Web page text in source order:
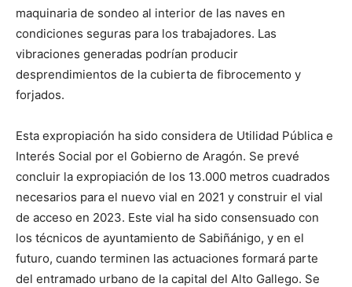
maquinaria de sondeo al interior de las naves en
condiciones seguras para los trabajadores. Las
vibraciones generadas podrían producir
desprendimientos de la cubierta de fibrocemento y
forjados.
Esta expropiación ha sido considera de Utilidad Pública e
Interés Social por el Gobierno de Aragón. Se prevé
concluir la expropiación de los 13.000 metros cuadrados
necesarios para el nuevo vial en 2021 y construir el vial
de acceso en 2023. Este vial ha sido consensuado con
los técnicos de ayuntamiento de Sabiñánigo, y en el
futuro, cuando terminen las actuaciones formará parte
del entramado urbano de la capital del Alto Gallego. Se